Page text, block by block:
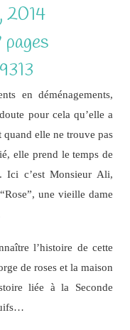
2014
pages
en déménagements,
pour cela qu’elle a
quand elle ne trouve pas
elle prend le temps de
Ici c’est Monsieur Ali,
une vieille dame
l’histoire de cette
de roses et la maison
liée à la Seconde